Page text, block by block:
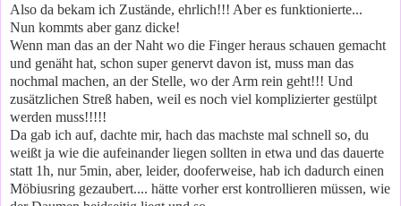
Also da bekam ich Zustände, ehrlich!!! Aber es funktionierte...
Nun kommts aber ganz dicke!
Wenn man das an der Naht wo die Finger heraus schauen gemacht
und genäht hat, schon super genervt davon ist, muss man das
nochmal machen, an der Stelle, wo der Arm rein geht!!! Und
zusätzlichen Streß haben, weil es noch viel komplizierter gestülpt
werden muss!!!!!
Da gab ich auf, dachte mir, hach das machste mal schnell so, du
weißt ja wie die aufeinander liegen sollten in etwa und das dauerte
statt 1h, nur 5min, aber, leider, dooferweise, hab ich dadurch einen
Möbiusring gezaubert.... hätte vorher erst kontrollieren müssen, wie